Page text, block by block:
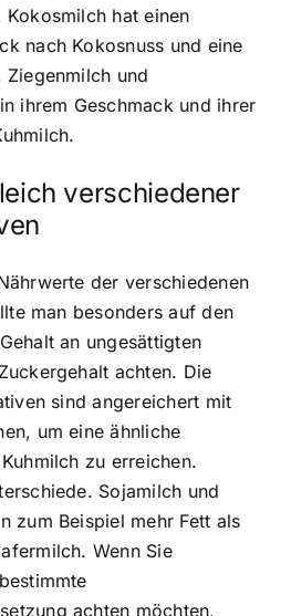
hat einen
nach Kokosnuss und eine
und
ihrem Geschmack und ihrer
verschiedener
der verschiedenen
man besonders auf den
an ungesättigten
achten. Die
sind angereichert mit
um eine ähnliche
zu erreichen.
Sojamilch und
zum Beispiel mehr Fett als
Wenn Sie
achten möchten,